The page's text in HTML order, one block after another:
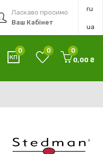
ru
ua
Ласкаво просимо
Ваш Кабінет
0 0
0
0,00 ₴